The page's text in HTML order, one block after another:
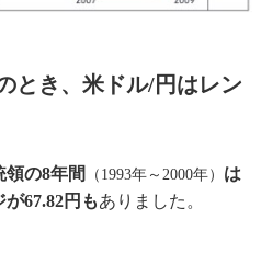
とき、米ドル/円はレン
領の8年間 （1993年～2000年） は
が67.82円もありました。